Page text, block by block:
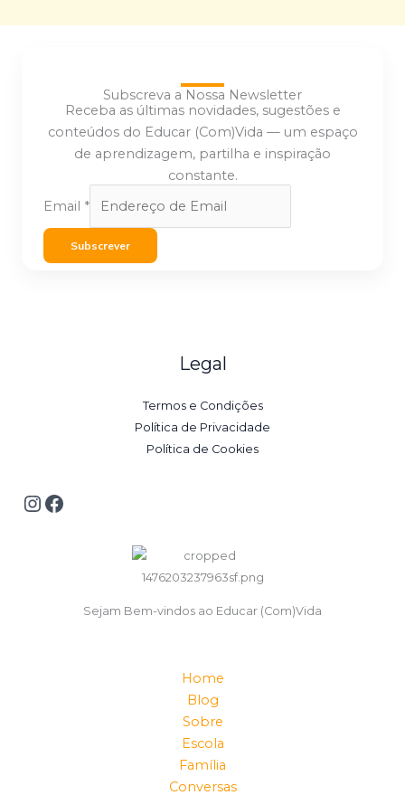
Subscreva a Nossa Newsletter
Receba as últimas novidades, sugestões e
conteúdos do Educar (Com)Vida — um espaço
de aprendizagem, partilha e inspiração
constante.
Email *
Subscrever
Legal
Termos e Condições
Política de Privacidade
Política de Cookies
Sejam Bem-vindos ao Educar (Com)Vida
Home
Blog
Sobre
Escola
Família
Conversas